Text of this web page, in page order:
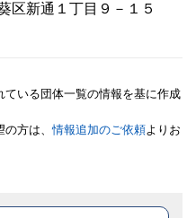
新通１丁目９－１５
いる団体一覧の情報を基に作成
の方は、情報追加のご依頼よりお